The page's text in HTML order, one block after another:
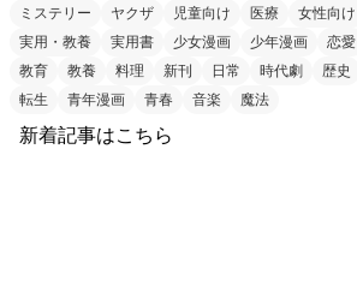
ミステリー
ヤクザ 児童向け 医療 女性向け
実用・教養
実用書 少女漫画 少年漫画 恋愛
教育
教養 料理 新刊 日常 時代劇 歴史
転生
青年漫画 青春 音楽 魔法
新着記事はこちら